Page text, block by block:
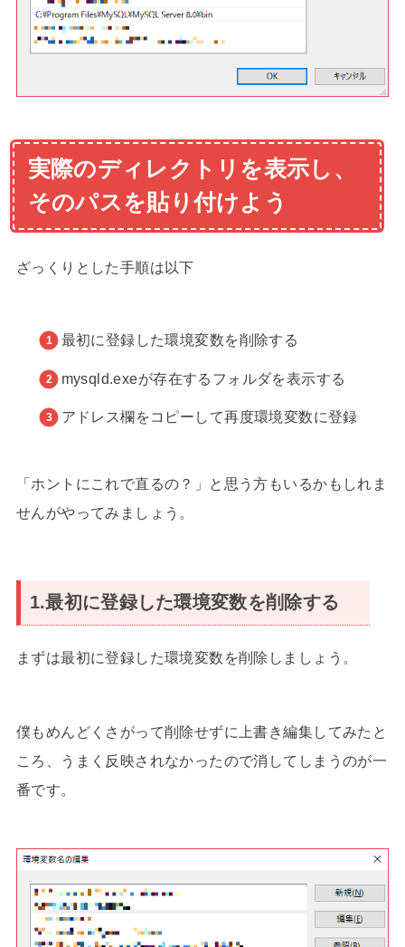
実際のディレクトリを表示し、
そのパスを貼り付けよう
ざっくりとした手順は以下
最初に登録した環境変数を削除する
mysqld.exeが存在するフォルダを表示する
アドレス欄をコピーして再度環境変数に登録
「ホントにこれで直るの？」と思う方もいるかもしれま
せんがやってみましょう。
1.最初に登録した環境変数を削除する
まずは最初に登録した環境変数を削除しましょう。
僕もめんどくさがって削除せずに上書き編集してみたと
ころ、うまく反映されなかったので消してしまうのが一
番です。